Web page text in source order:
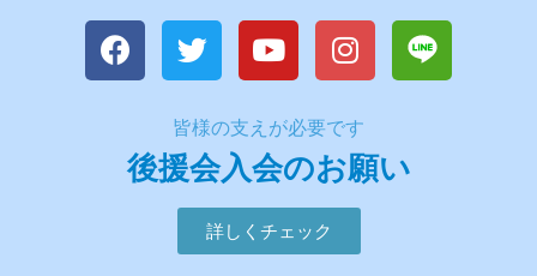
後援会入会のお願い
皆様の支えが必要です
詳しくチェック